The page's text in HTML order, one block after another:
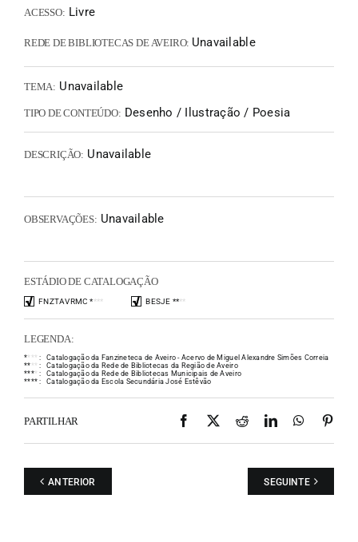
ACESSO: Livre
REDE DE BIBLIOTECAS DE AVEIRO: Unavailable
TEMA: Unavailable
TIPO DE CONTEÚDO: Desenho / Ilustração / Poesia
DESCRIÇÃO: Unavailable
OBSERVAÇÕES: Unavailable
ESTÁDIO DE CATALOGAÇÃO
FNZTAVRMC **** BESJE ****
LEGENDA:
** * * :
Catalogação da Fanzineteca de Aveiro - Acervo de Miguel Alexandre Simões Correia
** * * :
Catalogação da Rede de Bibliotecas da Região de Aveiro
**** :
Catalogação da Rede de Bibliotecas Municipais de Aveiro
**** : Catalogação da Escola Secundária José Estêvão
PARTILHAR Facebook
X RedditLinkedIn
ANTERIOR SEGUINTE